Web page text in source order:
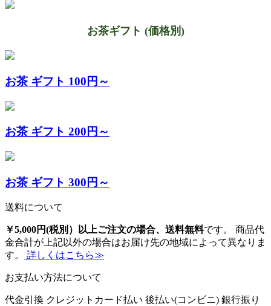
お茶ギフト (価格別)
お茶 ギフト 100円～
お茶 ギフト 200円～
お茶 ギフト 300円～
送料について
￥5,000円(税別）以上ご注文の場合、送料無料です。 商品代
金合計が上記以外の場合はお届け先の地域によって異なりま
す。
詳しくはこちら≫
お支払い方法について
代金引換 クレジットカード払い 後払い(コンビニ) 銀行振り